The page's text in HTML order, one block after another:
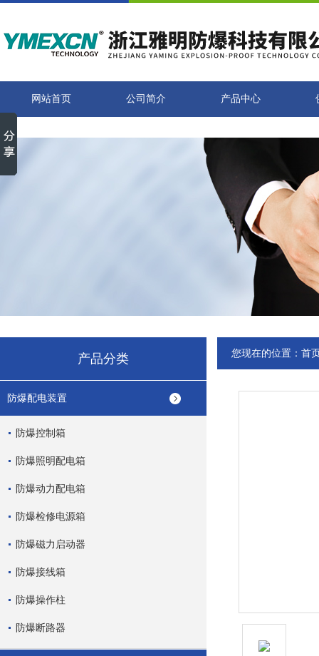
网站首页 公司简介 产品中心
产品分类
防爆配电装置
防爆控制箱
防爆照明配电箱
防爆动力配电箱
防爆检修电源箱
防爆磁力启动器
防爆接线箱
防爆操作柱
防爆断路器
您现在的位置： 首